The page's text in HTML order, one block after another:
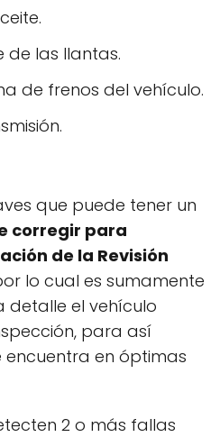
de las llantas.
de frenos del vehículo.
que puede tener un
corregir para
de la Revisión
lo cual es sumamente
detalle el vehículo
para así
en óptimas
2 o más fallas